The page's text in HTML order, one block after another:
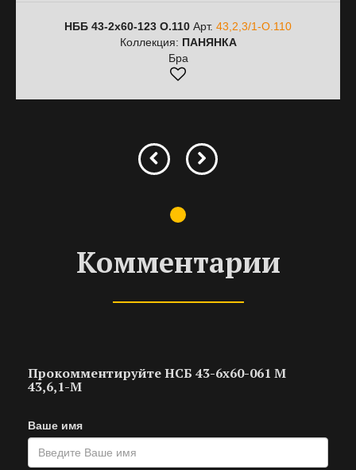
НББ 43-2х60-123 О.110 Арт. 43,2,3/1-О.110
Коллекция: ПАНЯНКА
Бра
Комментарии
Прокомментируйте НСБ 43-6х60-061 M
43,6,1-M
Ваше имя